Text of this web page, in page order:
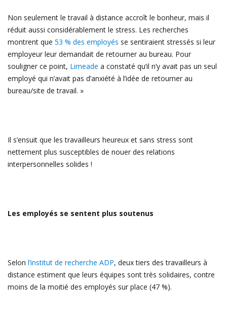
Non seulement le travail à distance accroît le bonheur, mais il
réduit aussi considérablement le stress. Les recherches
montrent que 53 % des employés se sentiraient stressés si leur
employeur leur demandait de retourner au bureau. Pour
souligner ce point, Limeade a constaté qu’il n’y avait pas un seul
employé qui n’avait pas d’anxiété à l’idée de retourner au
bureau/site de travail. »
Il s’ensuit que les travailleurs heureux et sans stress sont
nettement plus susceptibles de nouer des relations
interpersonnelles solides !
Les employés se sentent plus soutenus
Selon l’institut de recherche ADP, deux tiers des travailleurs à
distance estiment que leurs équipes sont très solidaires, contre
moins de la moitié des employés sur place (47 %).